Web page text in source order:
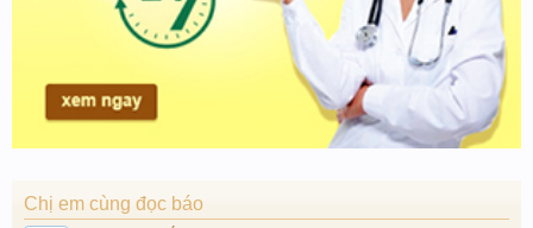
Chị em cùng đọc báo